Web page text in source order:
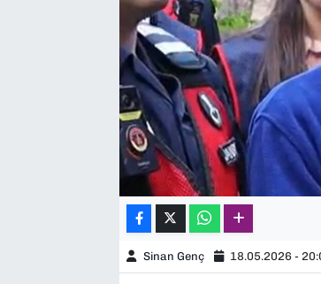
Sinan Genç 18.05.2026 -
YEREL YÖNETİMLER